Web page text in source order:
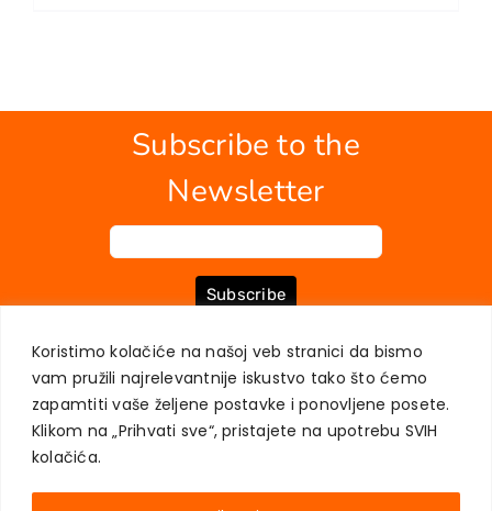
Koristimo kolačiće na našoj veb stranici da bismo
vam pružili najrelevantnije iskustvo tako što ćemo
zapamtiti vaše željene postavke i ponovljene posete.
Klikom na „Prihvati sve“, pristajete na upotrebu SVIH
kolačića.
Subscribe to the
Newsletter
Subscribe
ABOUT US BOOKS MY ACCOUNT CONTACT
TERMS OF PURCHASE
USER PRIVACY PROTECTION